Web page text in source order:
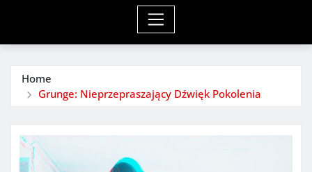
Home
Grunge: Nieprzepraszający Dźwięk Pokolenia